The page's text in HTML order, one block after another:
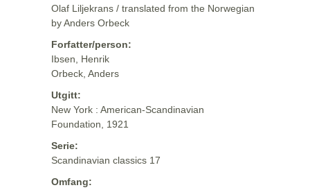
Olaf Liljekrans / translated from the Norwegian
by Anders Orbeck
Forfatter/person:
Ibsen, Henrik
Orbeck, Anders
Utgitt:
New York : American-Scandinavian
Foundation, 1921
Serie:
Scandinavian classics 17
Omfang: